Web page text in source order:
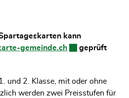
kann
gemeinde.ch Externer Link
geprüft
und 2. Klasse, mit oder ohne
werden zwei Preisstufen für